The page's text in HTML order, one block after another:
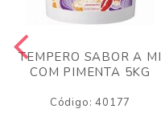
TEMPERO SABOR A MI
COM PIMENTA 5KG
Código: 40177